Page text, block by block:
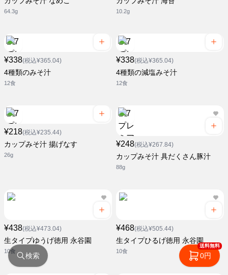
64.3g 10.2g
¥338(税込¥365.04)
4種類のみそ汁
12食
¥338(税込¥365.04)
4種類の減塩みそ汁
12食
¥218(税込¥235.44)
カップみそ汁 揚げなす
26g
¥248(税込¥267.84)
カップみそ汁 具だくさん豚汁
88g
¥438(税込¥473.04)
生タイプゆうげ徳用 永谷園
10食
¥468(税込¥505.44)
生タイプひるげ徳用 永谷園
10食
検索
送料無料
0円